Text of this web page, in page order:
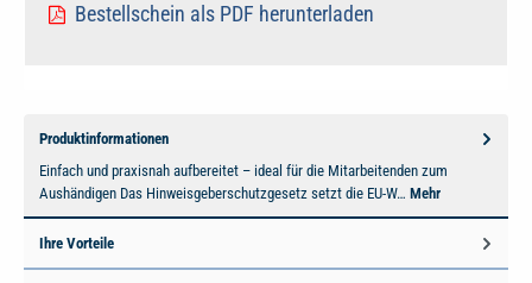
Bestellschein als PDF herunterladen
Produktinformationen
Einfach und praxisnah aufbereitet – ideal für die Mitarbeitenden zum
Aushändigen Das Hinweisgeberschutzgesetz setzt die EU-W… Mehr
Ihre Vorteile